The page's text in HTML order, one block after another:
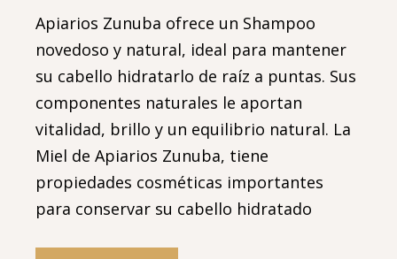
Apiarios Zunuba ofrece un Shampoo
novedoso y natural, ideal para mantener
su cabello hidratarlo de raíz a puntas. Sus
componentes naturales le aportan
vitalidad, brillo y un equilibrio natural. La
Miel de Apiarios Zunuba, tiene
propiedades cosméticas importantes
para conservar su cabello hidratado